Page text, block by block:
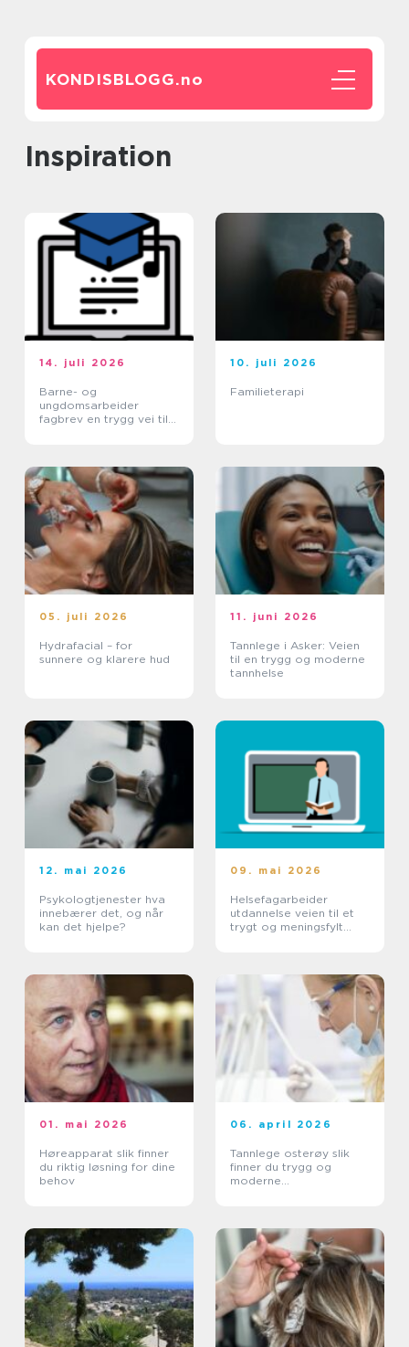
KONDISBLOGG.no
inspiration
14. juli 2026
Barne- og
ungdomsarbeider
fagbrev en trygg vei til
10. juli 2026
Familieterapi
05. juli 2026
Hydrafacial – for
sunnere og klarere hud
11. juni 2026
Tannlege i Asker: Veien
til en trygg og moderne
tannhelse
12. mai 2026
Psykologtjenester hva
innebærer det, og når
kan det hjelpe?
09. mai 2026
Helsefagarbeider
utdannelse veien til et
trygt og meningsfylt
01. mai 2026
Høreapparat slik finner
du riktig løsning for dine
behov
06. april 2026
Tannlege osterøy slik
finner du trygg og
moderne